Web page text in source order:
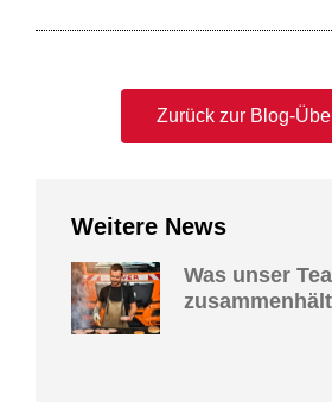
Zurück zur Blog-
Weitere News
Was unser
zusammenhält